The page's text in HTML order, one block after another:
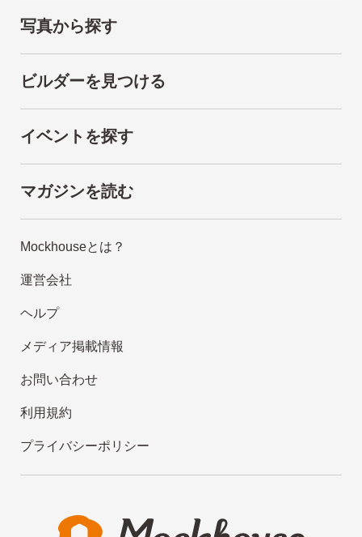
写真から探す
ビルダーを見つける
イベントを探す
マガジンを読む
Mockhouseとは？
運営会社
ヘルプ
メディア掲載情報
お問い合わせ
利用規約
プライバシーポリシー